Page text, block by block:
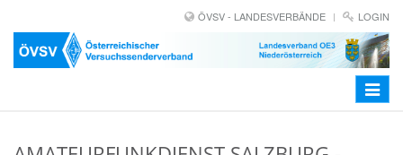
ÖVSV - LANDESVERBÄNDE LOGIN
Toggle